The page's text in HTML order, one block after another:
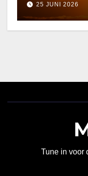
25 JUNI 2026
Tune in voor